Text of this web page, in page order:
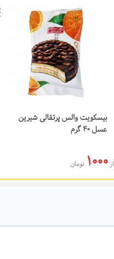
افزودن به لیست علاقه‌مندی‌ها
کپی لینک محصول
ارسال در تلگرام
از1000 تومان
بیسکویت والس پرتقالی شیرین
عسل 40 گرم